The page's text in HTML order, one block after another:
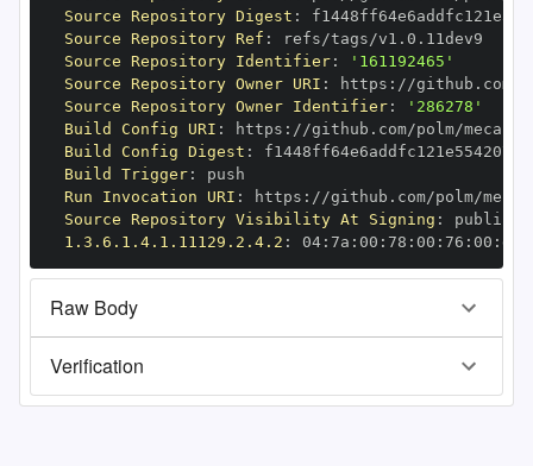
Source Repository Digest :
Source Repository Ref :
Source Repository Identifier:
'161192465'
Source Repository Owner URI : https :
Source Repository Owner Identifier:
'286278'
Build Config URI : https : //github.com/polm/mecab
Build Config Digest :
Build Trigger:
Run Invocation URI : https : //github.com/polm/mecab
Source Repository Visibility At Signing :
1.3.6.1.4.1.11129.2.4.2 : 04: 7a : 00 : 78 : 00 : 76 : 00 : dd
Raw Body
Verification